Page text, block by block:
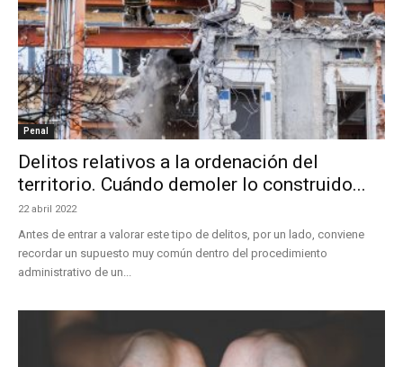
Penal
Delitos relativos a la ordenación del
territorio. Cuándo demoler lo construido...
22 abril 2022
Antes de entrar a valorar este tipo de delitos, por un lado, conviene
recordar un supuesto muy común dentro del procedimiento
administrativo de un...